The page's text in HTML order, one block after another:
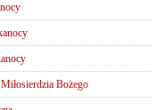
Bożego